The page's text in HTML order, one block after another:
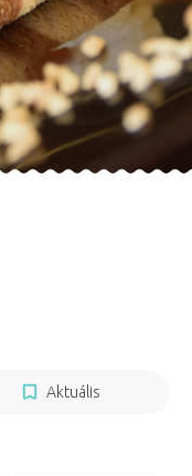
Aktuális